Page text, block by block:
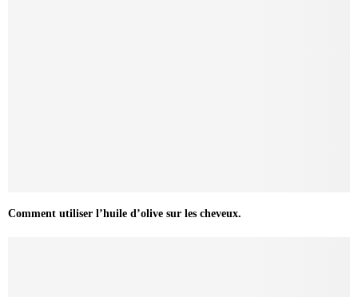
Comment utiliser l’huile d’olive sur les cheveux.